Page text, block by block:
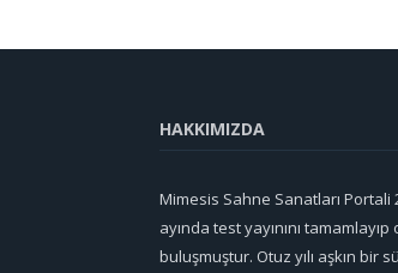
HAKKIMIZDA
Mimesis Sahne Sanatları Portali
ayında test yayınını
buluşmuştur. Otuz yılı aşkın bir